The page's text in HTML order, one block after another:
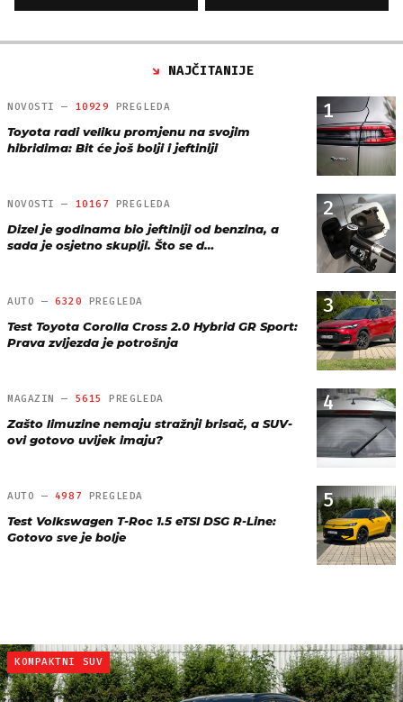
NAJČITANIJE
1
NOVOSTI — 10929 PREGLEDA
Toyota radi veliku promjenu na svojim
hibridima: Bit će još bolji i jeftiniji
2
NOVOSTI — 10167 PREGLEDA
Dizel je godinama bio jeftiniji od benzina, a
sada je osjetno skuplji. Što se d…
3
AUTO — 6320 PREGLEDA
Test Toyota Corolla Cross 2.0 Hybrid GR Sport:
Prava zvijezda je potrošnja
4
MAGAZIN — 5615 PREGLEDA
Zašto limuzine nemaju stražnji brisač, a SUV-
ovi gotovo uvijek imaju?
5
AUTO — 4987 PREGLEDA
Test Volkswagen T-Roc 1.5 eTSI DSG R-Line:
Gotovo sve je bolje
KOMPAKTNI SUV